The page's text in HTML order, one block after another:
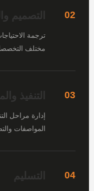
02 التصميم
ترجمة
مختلف
03 التنفيذ
إدارة مراحل
المواصفات
04 التسليم